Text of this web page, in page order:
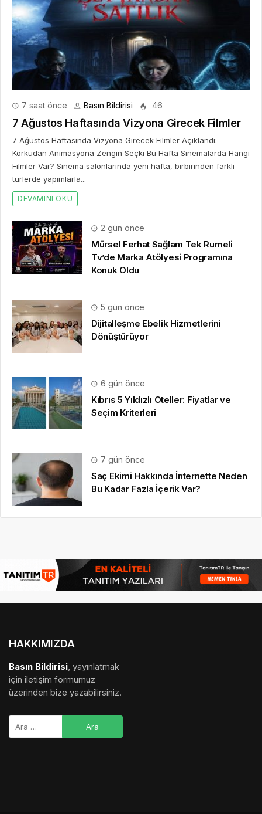
7 saat önce Basın Bildirisi 46
7 Ağustos Haftasında Vizyona Girecek Filmler
7 Ağustos Haftasında Vizyona Girecek Filmler Açıklandı:
Korkudan Animasyona Zengin Seçki Bu Hafta Sinemalarda Hangi
Filmler Var? Sinema salonlarında yeni hafta, birbirinden farklı
türlerde yapımlarla...
DEVAMINI OKU
2 gün önce
Mürsel Ferhat Sağlam Tek Rumeli
Tv’de Marka Atölyesi Programına
Konuk Oldu
5 gün önce
Dijitalleşme Ebelik Hizmetlerini
Dönüştürüyor
6 gün önce
Kıbrıs 5 Yıldızlı Oteller: Fiyatlar ve
Seçim Kriterleri
7 gün önce
Saç Ekimi Hakkında İnternette Neden
Bu Kadar Fazla İçerik Var?
HAKKIMIZDA
Basın Bildirisi, yayınlatmak
için iletişim formumuz
üzerinden bize yazabilirsiniz.